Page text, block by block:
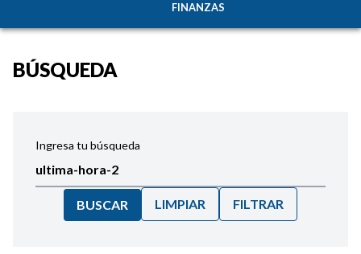
FINANZAS
BÚSQUEDA
Ingresa tu búsqueda
BUSCAR LIMPIAR FILTRAR